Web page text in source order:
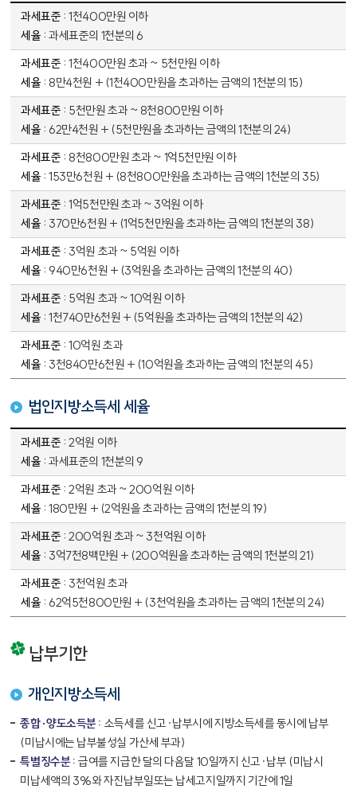
1천400만원 이하
과세표준의 1천분의 6
1천400만원 초과 ~ 5천만원 이하
8만4천원 + (1천400만원을 초과하는 금액의 1천분의 15)
5천만원 초과 ~ 8천800만원 이하
62만4천원 + (5천만원을 초과하는 금액의 1천분의 24)
8천800만원 초과 ~ 1억5천만원 이하
153만6천원 + (8천800만원을 초과하는 금액의 1천분의 35)
1억5천만원 초과 ~ 3억원 이하
370만6천원 + (1억5천만원을 초과하는 금액의 1천분의 38)
3억원 초과 ~ 5억원 이하
940만6천원 + (3억원을 초과하는 금액의 1천분의 40)
5억원 초과 ~ 10억원 이하
1천740만6천원 + (5억원을 초과하는 금액의 1천분의 42)
10억원 초과
3천840만6천원 + (10억원을 초과하는 금액의 1천분의 45)
법인지방소득세 세율
2억원 이하
과세표준의 1천분의 9
2억원 초과 ~ 200억원 이하
180만원 + (2억원을 초과하는 금액의 1천분의 19)
200억원 초과 ~ 3천억원 이하
3억7천8백만원 + (200억원을 초과하는 금액의 1천분의 21)
3천억원 초과
62억5천800만원 + (3천억원을 초과하는 금액의 1천분의 24)
납부기한
개인지방소득세
종합·양도소득분 : 소득세를 신고·납부시에 지방소득세를 동시에 납부
(미납시에는 납부불성실 가산세 부과)
특별징수분 : 급여를 지급한 달의 다음달 10일까지 신고·납부 (미납시
미납세액의 3%와 자진납부일또는 납세고지일까지 기간에 1일